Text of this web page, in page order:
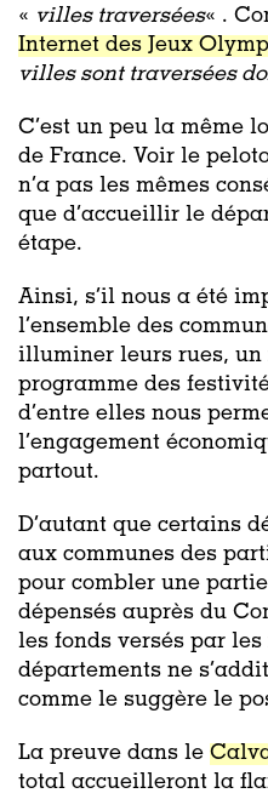
« villes traversées« .
Internet des Jeux
villes sont traversées
C’est un peu la même
de France. Voir le
n’a pas les mêmes
que d’accueillir le
étape.
Ainsi, s’il nous a été
l’ensemble des
illuminer leurs rues,
programme des
d’entre elles nous
l’engagement
partout.
D’autant que certains
aux communes des
pour combler une partie
dépensés auprès du
les fonds versés par
départements ne
comme le suggère le
La preuve dans le
total accueilleront la